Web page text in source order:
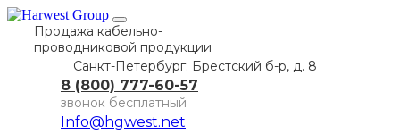
Продажа кабельно-
проводниковой продукции
Санкт-Петербург: Брестский б-р, д. 8
8 (800) 777-60-57
звонок бесплатный
Info@hgwest.net